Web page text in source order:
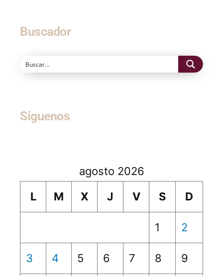
Buscador
Síguenos
agosto 2026
L
M X J V S D
1 2
3 4 5 6 7 8 9